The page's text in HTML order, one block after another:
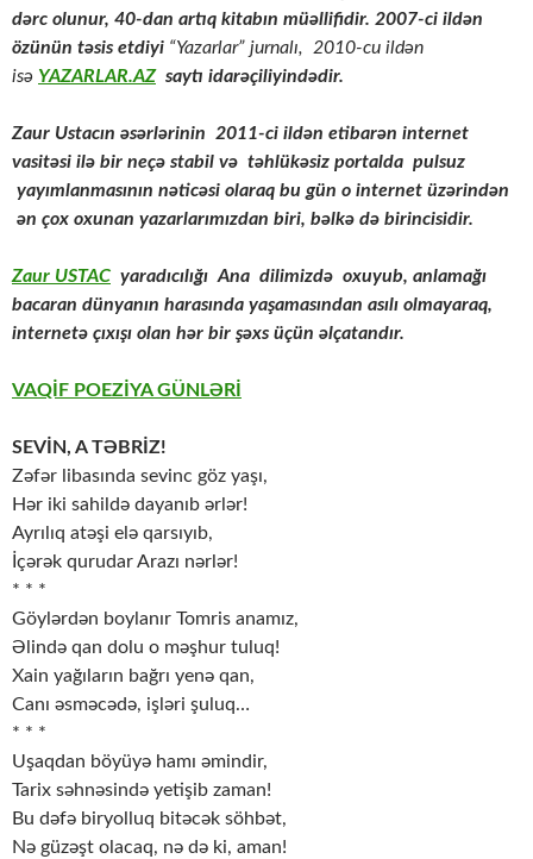
dərc olunur, 40-dan artıq kitabın müəllifidir. 2007-ci ildən
özünün təsis etdiyi “Yazarlar” jurnalı, 2010-cu ildən
isə YAZARLAR.AZsaytı idarəçiliyindədir.
Zaur Ustacın əsərlərinin 2011-ci ildən etibarən internet
vasitəsi ilə bir neçə stabil və təhlükəsiz portalda pulsuz
yayımlanmasının nəticəsi olaraq bu gün o internet üzərindən
ən çox oxunan yazarlarımızdan biri, bəlkə də birincisidir.
Zaur USTAC yaradıcılığı Ana dilimizdə oxuyub, anlamağı
bacaran dünyanın harasında yaşamasından asılı olmayaraq,
internetə çıxışı olan hər bir şəxs üçün əlçatandır.
VAQİF POEZİYA GÜNLƏRİ
SEVİN, A TƏBRİZ!
Zəfər libasında sevinc göz yaşı,
Hər iki sahildə dayanıb ərlər!
Ayrılıq atəşi elə qarsıyıb,
İçərək qurudar Arazı nərlər!
* * *
Göylərdən boylanır Tomris anamız,
Əlində qan dolu o məşhur tuluq!
Xain yağıların bağrı yenə qan,
Canı əsməcədə, işləri şuluq…
* * *
Uşaqdan böyüyə hamı əmindir,
Tarix səhnəsində yetişib zaman!
Bu dəfə biryolluq bitəcək söhbət,
Nə güzəşt olacaq, nə də ki, aman!